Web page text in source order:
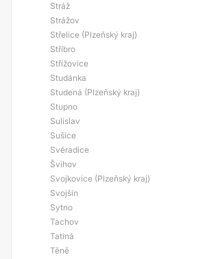
Stráž
Strážov
Střelice (Plzeňský kraj)
Stříbro
Střížovice
Studánka
Studená (Plzeňský kraj)
Stupno
Sulislav
Sušice
Svéradice
Švihov
Svojkovice (Plzeňský kraj)
Svojšín
Sytno
Tachov
Tatiná
Těně